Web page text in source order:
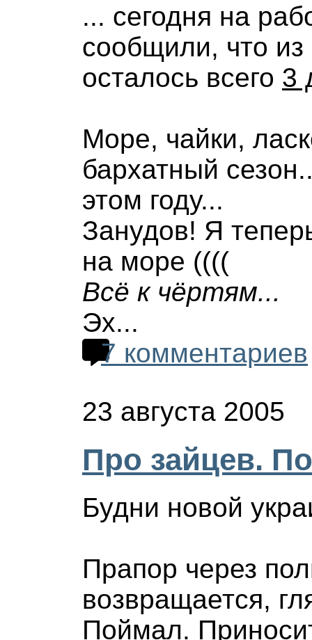
... сегодня на
сообщили, что из
осталось всего 3
Море, чайки,
бархатный
этом году...
Занудов! Я
на море ((((
Всё к чёртям...
Эх...
7 комментариев
23 августа 2005
Про зайцев.
Будни новой
Прапор через
возвращается,
Поймал.